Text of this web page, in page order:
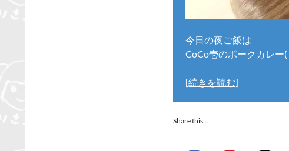
今日の夜ご飯は
CoCo壱のポークカレー
[続きを読む]
Share this…